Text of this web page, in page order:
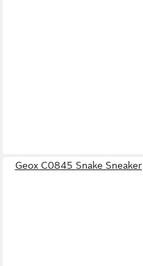
Geox C0845 Snake Sneaker